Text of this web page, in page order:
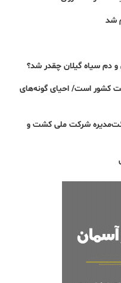
شد
و دم سیاه گیلان چقدر شد؟
کشور است/ احیای گونه‌های
شرکت ملی کشت و